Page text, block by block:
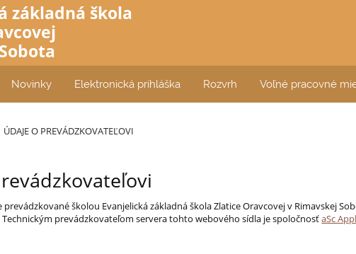
základná škola
Novinky Elektronická prihláška Rozvrh Voľné pracovné
ÚDAJE O PREVÁDZKOVATEĽOVI
školou Evanjelická základná škola Zlatice Oravcovej v Rimavskej
Technickým prevádzkovateľom servera tohto webového sídla je spoločnosťaSc